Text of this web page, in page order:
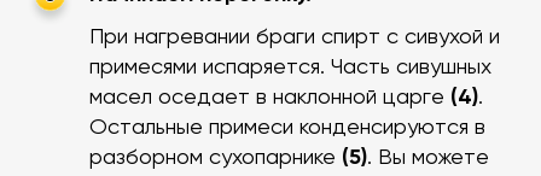
При нагревании браги спирт с сивухой и
примесями испаряется. Часть сивушных
масел оседает в наклонной царге (4).
Остальные примеси конденсируются в
разборном сухопарнике (5). Вы можете